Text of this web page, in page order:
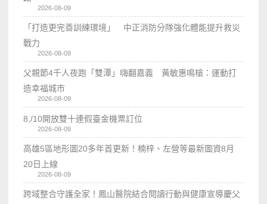
2026-08-09
「打造更完善訓練環境」 中正消防分隊強化體能提升救災
戰力
2026-08-09
父親節4千人夜跑「雙潭」嗨翻嘉義 黃敏惠鳴槍：運動打
造幸福城市
2026-08-09
8,/10開放雙十連假臺金機票訂位
2026-08-09
高雄5區地形圖20多年首更新！楠梓、左營等最新圖資8月
20日上線
2026-08-09
跨域整合守護全家！鳳山醫院結合閱讀行動與健康宣導慶父